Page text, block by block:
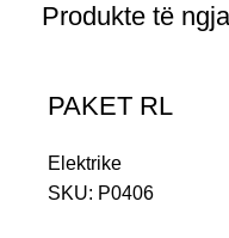
Produkte të
PAKET RL
Elektrike
SKU: P0406